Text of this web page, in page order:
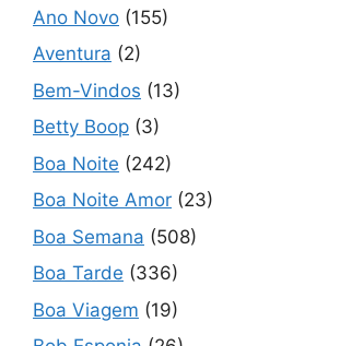
Ano Novo (155)
Aventura (2)
Bem-Vindos (13)
Betty Boop (3)
Boa Noite (242)
Boa Noite Amor (23)
Boa Semana (508)
Boa Tarde (336)
Boa Viagem (19)